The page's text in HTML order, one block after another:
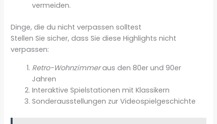
vermeiden.
Dinge, die du nicht verpassen solltest
Stellen Sie sicher, dass Sie diese Highlights nicht
verpassen:
Retro-Wohnzimmeraus den 80er und 90er
Jahren
Interaktive Spielstationen mit Klassikern
Sonderausstellungen zur Videospielgeschichte